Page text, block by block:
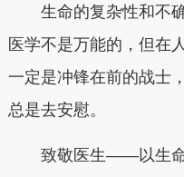
生命的复杂性和不确
医学不是万能的，但在
一定是冲锋在前的战士
总是去安慰。
致敬医生——以生命